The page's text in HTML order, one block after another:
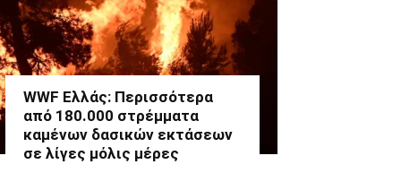
WWF Ελλάς: Περισσότερα
από 180.000 στρέμματα
καμένων δασικών εκτάσεων
σε λίγες μόλις μέρες